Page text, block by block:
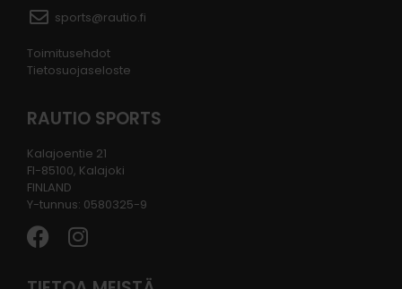
sports@rautio.fi
Toimitusehdot
Tietosuojaseloste
RAUTIO SPORTS
Kalajoentie 21
FI-85100, Kalajoki
FINLAND
Y-tunnus: 0580325-9